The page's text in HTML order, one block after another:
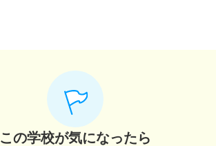
この学校が気になったら